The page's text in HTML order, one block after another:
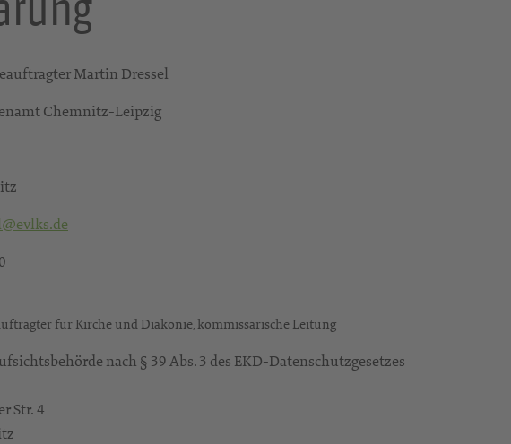
Martin Dressel
Chemnitz-Leipzig
für Kirche und Diakonie, kommissarische Leitung
nach § 39 Abs. 3 des EKD-Datenschutzgesetzes
Str. 4